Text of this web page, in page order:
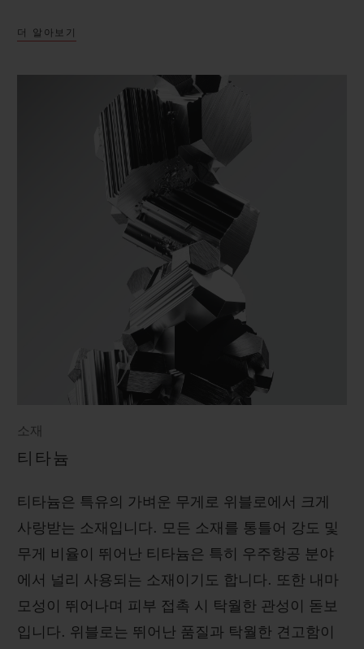
더 알아보기
소재
티타늄
티타늄은 특유의 가벼운 무게로 위블로에서 크게
사랑받는 소재입니다. 모든 소재를 통틀어 강도 및
무게 비율이 뛰어난 티타늄은 특히 우주항공 분야
에서 널리 사용되는 소재이기도 합니다. 또한 내마
모성이 뛰어나며 피부 접촉 시 탁월한 관성이 돋보
입니다. 위블로는 뛰어난 품질과 탁월한 견고함이